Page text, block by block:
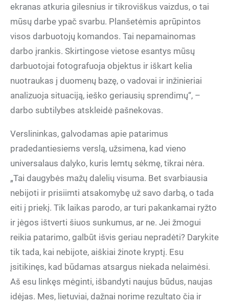
ekranas atkuria gilesnius ir tikroviškus vaizdus, o tai
mūsų darbe ypač svarbu. Planšetėmis aprūpintos
visos darbuotojų komandos. Tai nepamainomas
darbo įrankis. Skirtingose vietose esantys mūsų
darbuotojai fotografuoja objektus ir iškart kelia
nuotraukas į duomenų bazę, o vadovai ir inžinieriai
analizuoja situaciją, ieško geriausių sprendimų“, –
darbo subtilybes atskleidė pašnekovas.
Verslininkas, galvodamas apie patarimus
pradedantiesiems verslą, užsimena, kad vieno
universalaus dalyko, kuris lemtų sėkmę, tikrai nėra.
„Tai daugybės mažų dalelių visuma. Bet svarbiausia
nebijoti ir prisiimti atsakomybę už savo darbą, o tada
eiti į priekį. Tik laikas parodo, ar turi pakankamai ryžto
ir jėgos ištverti šiuos sunkumus, ar ne. Jei žmogui
reikia patarimo, galbūt išvis geriau nepradėti? Darykite
tik tada, kai nebijote, aiškiai žinote kryptį. Esu
įsitikinęs, kad būdamas atsargus niekada nelaimėsi.
Aš esu linkęs mėginti, išbandyti naujus būdus, naujas
idėjas. Mes, lietuviai, dažnai norime rezultato čia ir